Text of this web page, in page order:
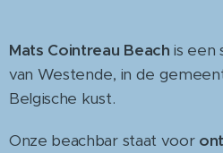
Mats Cointreau Beach is een
van Westende, in de
Belgische kust.
Onze beachbar staat voor